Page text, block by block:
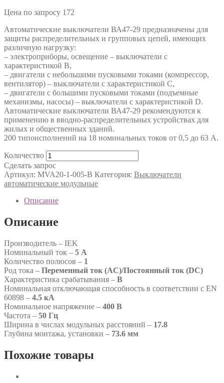
Цена по запросу 172
Автоматические выключатели ВА47-29 предназначены для
защиты распределительных и групповых цепей, имеющих
различную нагрузку:
– электроприборы, освещение – выключатели с
характеристикой В,
– двигатели с небольшими пусковыми токами (компрессор,
вентилятор) – выключатели с характеристикой C,
– двигатели с большими пусковыми токами (подъемные
механизмы, насосы) – выключатели с характеристикой D.
Автоматические выключатели ВА47-29 рекомендуются к
применению в вводно-распределительных устройствах для
жилых и общественных зданий.
200 типоисполнений на 18 номинальных токов от 0,5 до 63 А.
Количество
Сделать запрос
Артикул: MVA20-1-005-B Категория: Выключатели
автоматические модульные
Описание
Описание
Производитель – IEK
Номинальный ток – 5 А
Количество полюсов – 1
Род тока – Переменный ток (AC)/Постоянный ток (DC)
Характеристика срабатывания – B
Номинальная отключающая способность в соответствии с EN
60898 – 4.5 кА
Номинальное напряжение – 400 В
Частота – 50 Гц
Ширина в числах модульных расстояний – 17.8
Глубина монтажа, установки – 73.6 мм
Похожие товары